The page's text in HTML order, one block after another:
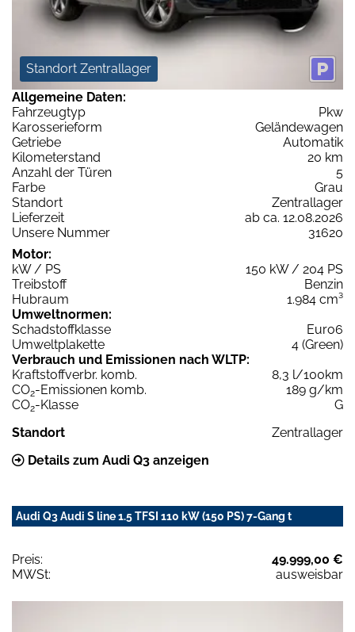
Standort Zentrallager
Allgemeine Daten:
Fahrzeugtyp
Pkw
Karosserieform
Geländewagen
Getriebe
Automatik
Kilometerstand
20 km
Anzahl der Türen
5
Farbe
Grau
Standort
Zentrallager
Lieferzeit
ab ca. 12.08.2026
Unsere Nummer
31620
Motor:
kW / PS
150 kW / 204 PS
Treibstoff
Benzin
Hubraum
1.984 cm³
Umweltnormen:
Schadstoffklasse
Euro6
Umweltplakette
4 (Green)
Verbrauch und Emissionen nach WLTP:
Kraftstoffverbr. komb.
8,3 l/100km
CO2-Emissionen komb.
189 g/km
CO2-Klasse
G
Standort
Zentrallager
Details zum Audi Q3 anzeigen
Audi Q3 Audi S line 1.5 TFSI 110 kW (150 PS) 7-Gang t
Preis:
49.999,00 €
MWSt:
ausweisbar